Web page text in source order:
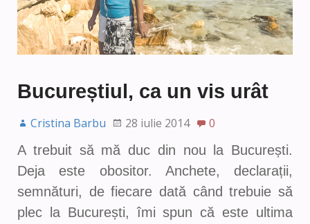
Bucureștiul, ca un vis urât
Cristina Barbu 28 iulie 2014
0
A trebuit să mă duc din nou la București.
Deja este obositor. Anchete, declarații,
semnături, de fiecare dată când trebuie să
plec la București, îmi spun că este ultima